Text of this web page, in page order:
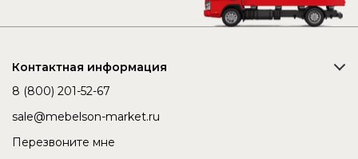
Контактная информация
8 (800) 201-52-67
sale@mebelson-market.ru
Перезвоните мне